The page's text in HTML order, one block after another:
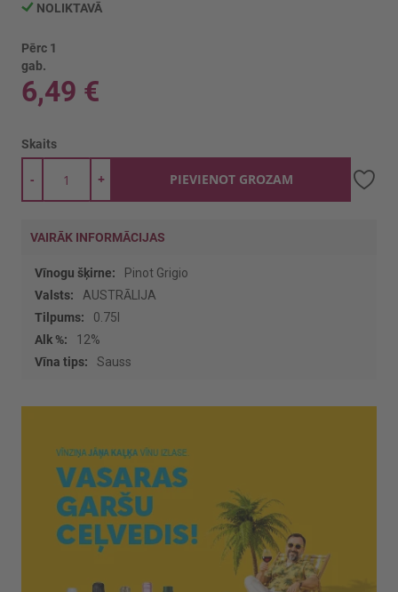
NOLIKTAVĀ
Pērc 1
gab.
6,49 €
Skaits
+
- PIEVIENOT GROZAM
VAIRĀK INFORMĀCIJAS
Vairāk
informācijas
Pinot Grigio
AUSTRĀLIJA
0.75l
12%
Sauss